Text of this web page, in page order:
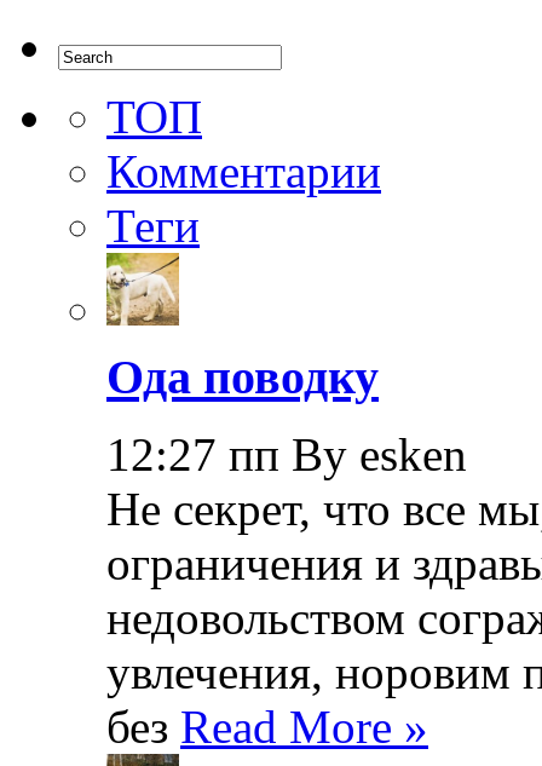
ТОП
Комментарии
Теги
Ода поводку
12:27 пп By esken
Не секрет, что все
ограничения и
недовольством
увлечения, норовим
без Read More »